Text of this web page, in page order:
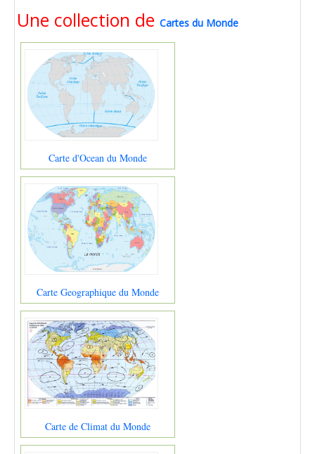
Une collection de Cartes du Monde
Carte d'Ocean du Monde
Carte Geographique du Monde
Carte de Climat du Monde